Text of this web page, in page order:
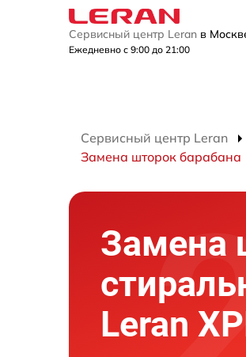
Сервисный центр Leran в
Ежедневно с 9:00 до 21:00
Сервисный центр Leran
Замена шторок барабана
Замена
Leran